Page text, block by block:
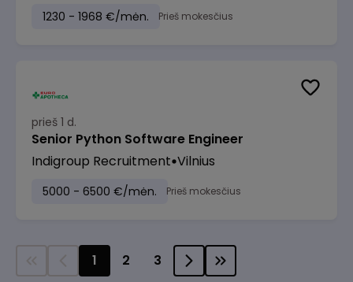
1230 - 1968 €/mėn. Prieš mokesčius
prieš 1 d.
Senior Python Software Engineer
Indigroup Recruitment Vilnius
5000 - 6500 €/mėn. Prieš mokesčius
1 2 3